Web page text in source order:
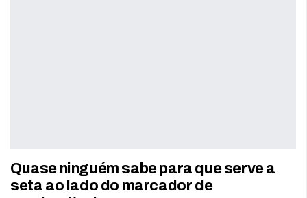
Quase ninguém sabe para que serve a
seta ao lado do marcador de